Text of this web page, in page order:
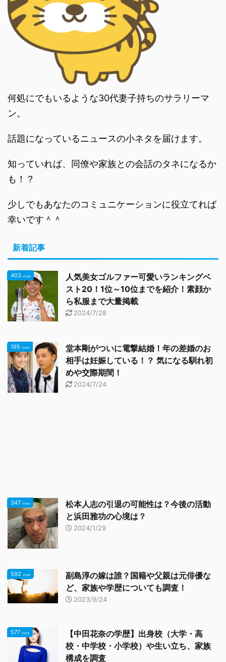
何処にでもいるような30代妻子持ちのサラリーマ
ン。
話題になっているニュースの小ネタを届けます。
知っていれば、同僚や家族との会話のタネになるか
も！？
少しでもあなたのコミュニケーションに役立てれば
幸いです＾＾
新着記事
403 view
人気美女ゴルファー可愛いランキングベ
スト20！1位～10位までを紹介！素顔か
ら私服まで大量掲載
2024/7/28
195 view
堂本剛がついに電撃結婚！年の差婚のお
相手は妊娠している！？ 気になる馴れ初
めや交際期間！
2024/7/24
347 view
松本人志の引退の可能性は？今後の活動
と浜田雅功の心境は？
2024/1/29
592 view
副島淳の嫁は誰？国籍や父親は元俳優な
ど、家族や学歴についても調査！
2023/9/24
577 view
【中田花奈の学歴】出身校（大学・高
校・中学校・小学校）や生い立ち、家族
構成を調査